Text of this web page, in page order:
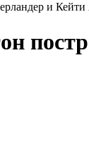
и Кейти